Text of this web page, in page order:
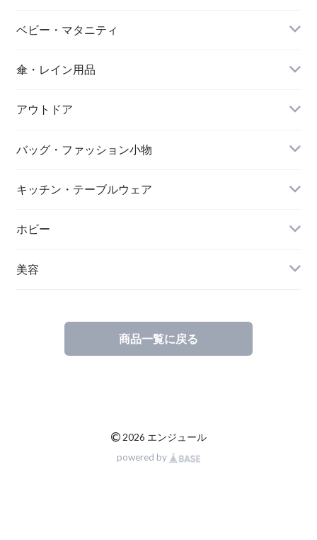
ベビー・マタニティ
傘・レイン用品
アウトドア
バッグ・ファッション小物
キッチン・テーブルウェア
ホビー
美容
商品一覧に戻る
© 2026 エンジュール
powered by